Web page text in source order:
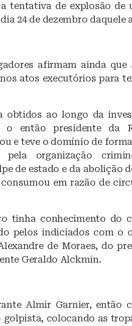
a tentativa de explosão
24 de dezembro daquele
afirmam ainda
atos executórios para
obtidos ao longo da
então presidente da
e teve o domínio de
pela organização
de estado e da abolição
em razão de
tinha conhecimento do
pelos indiciados com o
de Moraes, do
Geraldo Alckmin.
Almir Garnier, então
colocando as